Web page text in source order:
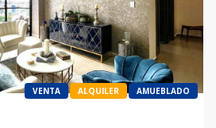
VENTA ALQUILER AMUEBLADO